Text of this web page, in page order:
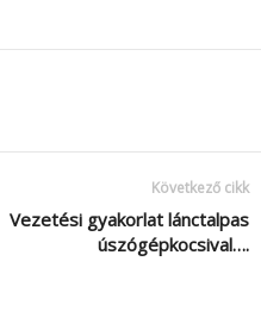
Következő cikk
Vezetési gyakorlat lánctalpas
úszógépkocsival….